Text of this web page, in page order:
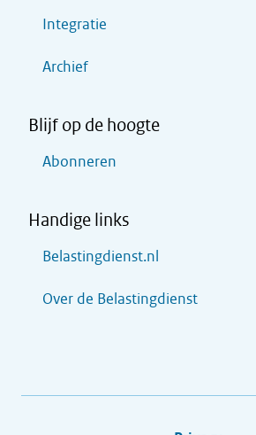
Integratie
Archief
Blijf op de hoogte
Abonneren
Handige links
Belastingdienst.nl
Over de Belastingdienst